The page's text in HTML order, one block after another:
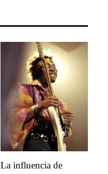
La influencia de